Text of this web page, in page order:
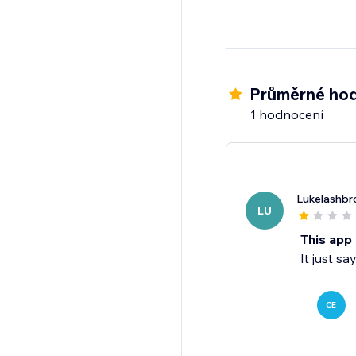
Průměrné
1 hodnocení
LU
This
It just
CE